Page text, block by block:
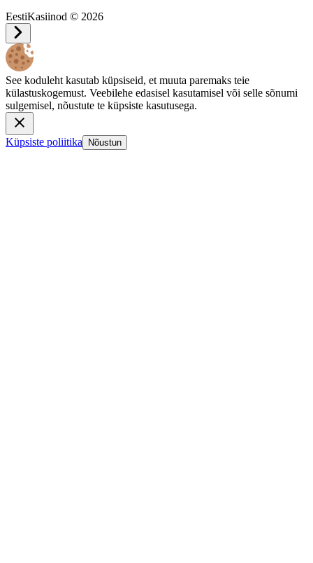
EestiKasiinod © 2026
See koduleht kasutab küpsiseid, et muuta paremaks teie
külastuskogemust. Veebilehe edasisel kasutamisel või selle sõnumi
sulgemisel, nõustute te küpsiste kasutusega.
Küpsiste poliitika Nõustun